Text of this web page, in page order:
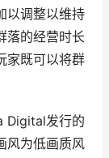
以调整以维持
落的经营时长
家既可以将群
Digital发行的
风为低画质风